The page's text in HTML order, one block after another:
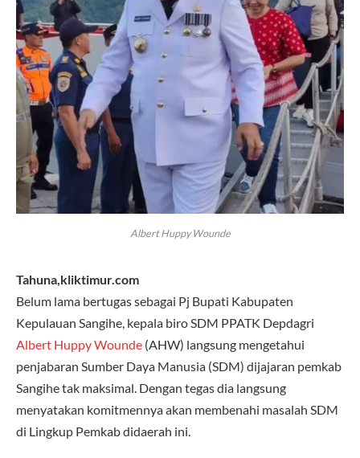
Albert Huppy Wounde
Tahuna,kliktimur.com
Belum lama bertugas sebagai Pj Bupati Kabupaten
Kepulauan Sangihe, kepala biro SDM PPATK Depdagri
Albert Huppy Wounde (AHW) langsung mengetahui
penjabaran Sumber Daya Manusia (SDM) dijajaran pemkab
Sangihe tak maksimal. Dengan tegas dia langsung
menyatakan komitmennya akan membenahi masalah SDM
di Lingkup Pemkab didaerah ini.